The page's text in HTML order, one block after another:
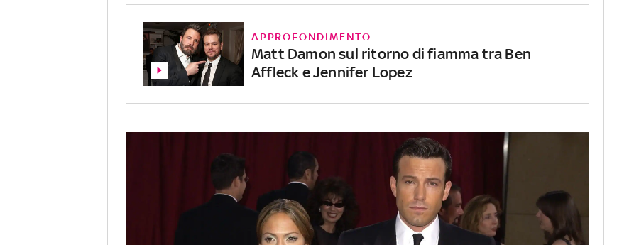
APPROFONDIMENTO
Matt Damon sul ritorno di fiamma tra Ben
Affleck e Jennifer Lopez